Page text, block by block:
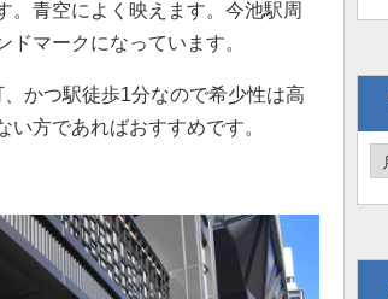
。青空によく映えます。今池駅周
マークになっています。
かつ駅徒歩1分なので希少性は高
方であればおすすめです。